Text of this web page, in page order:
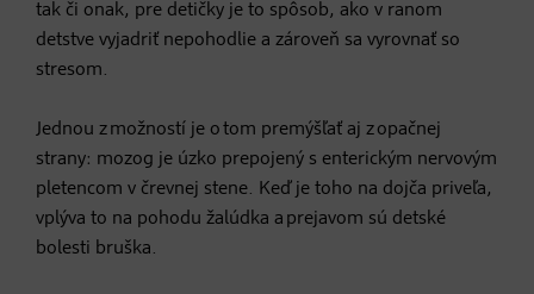
tak či onak, pre detičky je to spôsob, ako v ranom
detstve vyjadriť nepohodlie a zároveň sa vyrovnať so
stresom.
Jednou z možností je o tom premýšľať aj z opačnej
strany: mozog je úzko prepojený s enterickým nervovým
pletencom v črevnej stene. Keď je toho na dojča priveľa,
vplýva to na pohodu žalúdka a prejavom sú detské
bolesti bruška.